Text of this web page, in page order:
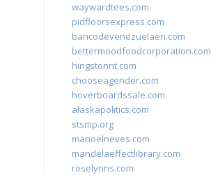
waywardtees.com
pidfloorsexpress.com
bancodevenezuelaen.com
bettermoodfoodcorporation.com
hingstonnt.com
chooseagender.com
hoverboardssale.com
alaskapolitics.com
stsmp.org
manoelneves.com
mandelaeffectlibrary.com
roselynns.com